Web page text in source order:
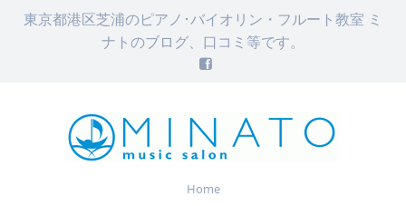
東京都港区芝浦のピアノ･バイオリン・フルート教室 ミ
ナトのブログ、口コミ等です。
Home